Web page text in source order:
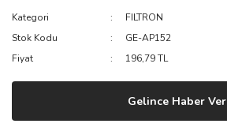
Kategori
FILTRON
Stok Kodu
GE-AP152
Fiyat
196,79 TL
Gelince Haber Ver